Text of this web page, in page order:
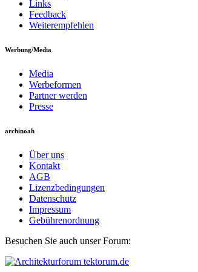
Links
Feedback
Weiterempfehlen
Werbung/Media
Media
Werbeformen
Partner werden
Presse
archinoah
Über uns
Kontakt
AGB
Lizenzbedingungen
Datenschutz
Impressum
Gebührenordnung
Besuchen Sie auch unser Forum: